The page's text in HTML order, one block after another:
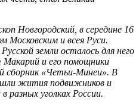
Новгородский, в середине 16
Московским и всея Руси.
земли осталось для него
и его помощники
сборник «Четьи-Минеи». В
жития подвижников и
разных уголках России.